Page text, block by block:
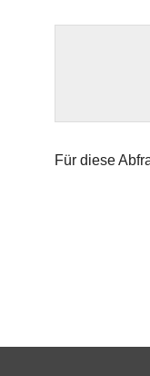
Für diese